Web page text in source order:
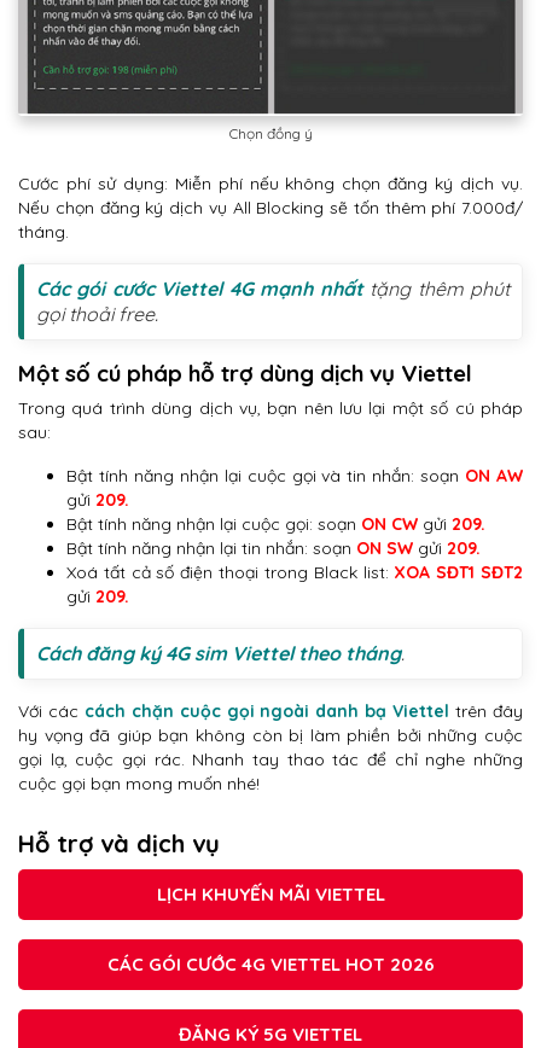
Chọn đồng ý
Cước phí sử dụng: Miễn phí nếu không chọn đăng ký dịch vụ.
Nếu chọn đăng ký dịch vụ All Blocking sẽ tốn thêm phí 7.000đ/
tháng.
Các gói cước Viettel 4G mạnh nhấttặng thêm phút
gọi thoải free.
Một số cú pháp hỗ trợ dùng dịch vụ Viettel
Trong quá trình dùng dịch vụ, bạn nên lưu lại một số cú pháp
sau:
Bật tính năng nhận lại cuộc gọi và tin nhắn: soạn ON AW
gửi 209.
Bật tính năng nhận lại cuộc gọi: soạn ON CW gửi 209.
Bật tính năng nhận lại tin nhắn: soạn ON SW gửi 209.
Xoá tất cả số điện thoại trong Black list: XOA SĐT1 SĐT2
gửi 209.
Cách đăng ký 4G sim Viettel theo tháng.
Với các cách chặn cuộc gọi ngoài danh bạ Viettel trên đây
hy vọng đã giúp bạn không còn bị làm phiền bởi những cuộc
gọi lạ, cuộc gọi rác. Nhanh tay thao tác để chỉ nghe những
cuộc gọi bạn mong muốn nhé!
Hỗ trợ và dịch vụ
LỊCH KHUYẾN MÃI VIETTEL
CÁC GÓI CƯỚC 4G VIETTEL HOT 2026
ĐĂNG KÝ 5G VIETTEL